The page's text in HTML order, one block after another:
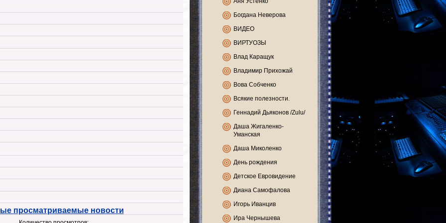
просматриваемые новости
Богдана Неверова
ВИДЕО
ВИРТУОЗЫ
Влад Каращук
Владимир Прихожай
Вова Собченко
Всякие полезности.
Геннадий Дьяконов /Zulu/
Даша Жигаленко-
Уманская
Даша Миколенко
День рождения
Детское Евровидение
Диана Самофалова
Игорь Иванцив
Ира Чернышева